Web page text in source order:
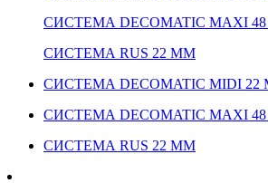
СИСТЕМА DECOMATIC MAXI
СИСТЕМА RUS 22 ММ
СИСТЕМА DECOMATIC MIDI
СИСТЕМА DECOMATIC MAXI
СИСТЕМА RUS 22 ММ